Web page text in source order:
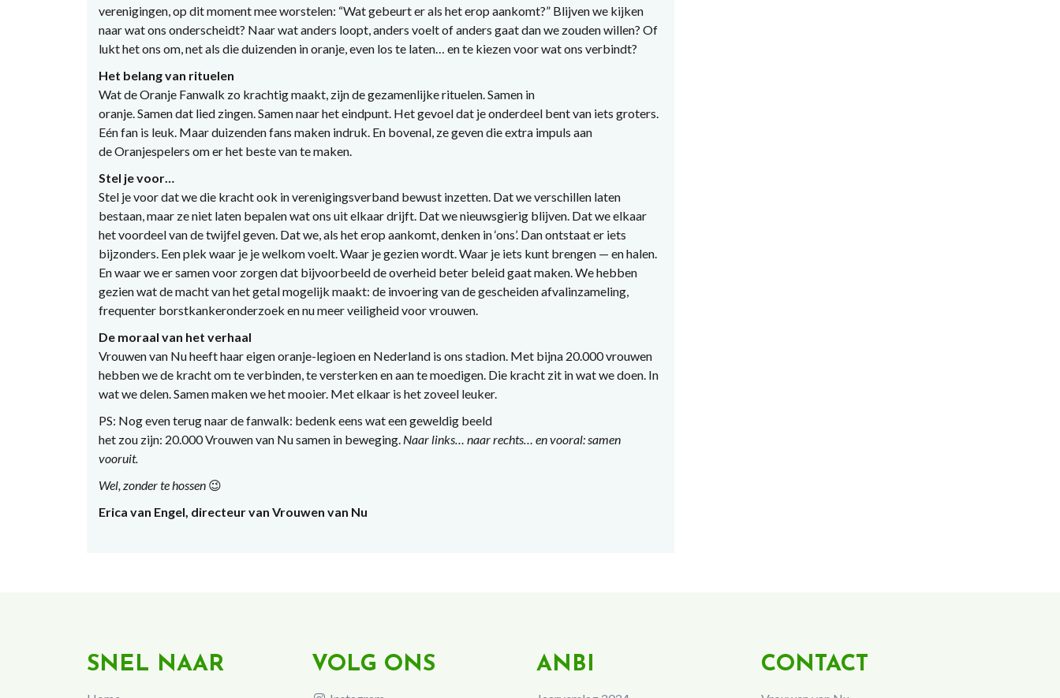
verenigingen, op dit moment mee worstelen: “Wat gebeurt er als het erop aankomt?” Blijven we kijken
naar wat ons onderscheidt? Naar wat anders loopt, anders voelt of anders gaat dan we zouden willen? Of
lukt het ons om, net als die duizenden in oranje, even los te laten… en te kiezen voor wat ons verbindt?
Het belang van rituelen
Wat de Oranje Fanwalk zo krachtig maakt, zijn de gezamenlijke rituelen. Samen in
oranje. Samen dat lied zingen. Samen naar het eindpunt. Het gevoel dat je onderdeel bent van iets groters.
Eén fan is leuk. Maar duizenden fans maken indruk. En bovenal, ze geven die extra impuls aan
de Oranjespelers om er het beste van te maken.
Stel je voor…
Stel je voor dat we die kracht ook in verenigingsverband bewust inzetten. Dat we verschillen laten
bestaan, maar ze niet laten bepalen wat ons uit elkaar drijft. Dat we nieuwsgierig blijven. Dat we elkaar
het voordeel van de twijfel geven. Dat we, als het erop aankomt, denken in ‘ons’. Dan ontstaat er iets
bijzonders. Een plek waar je je welkom voelt. Waar je gezien wordt. Waar je iets kunt brengen — en halen.
En waar we er samen voor zorgen dat bijvoorbeeld de overheid beter beleid gaat maken. We hebben
gezien wat de macht van het getal mogelijk maakt: de invoering van de gescheiden afvalinzameling,
frequenter borstkankeronderzoek en nu meer veiligheid voor vrouwen.
De moraal van het verhaal
Vrouwen van Nu heeft haar eigen oranje-legioen en Nederland is ons stadion. Met bijna 20.000 vrouwen
hebben we de kracht om te verbinden, te versterken en aan te moedigen. Die kracht zit in wat we doen. In
wat we delen. Samen maken we het mooier. Met elkaar is het zoveel leuker.
PS: Nog even terug naar de fanwalk: bedenk eens wat een geweldig beeld
het zou zijn: 20.000 Vrouwen van Nu samen in beweging. Naar links… naar rechts… en vooral: samen
vooruit.
Wel, zonder te hossen 😉
Erica van Engel, directeur van Vrouwen van Nu
SNEL NAAR VOLG ONS ANBI CONTACT